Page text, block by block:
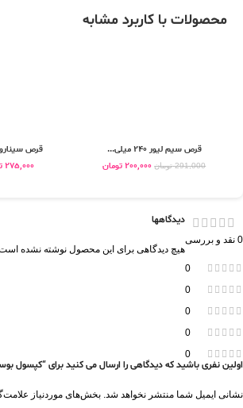
محصولات با کاربرد مشابه
قرص سیم لیور 240 میلی...
291,000 تومان 200,000 تومان
قرص
275,000
0 نقد و بررسی
0
0
0
0
0
دیدگاهها
هیچ دیدگاهی برای این محصول نوشته نشده
اولین نفری باشید که دیدگاهی را ارسال می کنید برای “کپسول
نشانی ایمیل شما منتشر نخواهد شد. بخش‌های موردنیاز